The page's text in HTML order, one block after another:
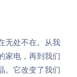
无处不在。从我
家电，再到我们
。它改变了我们